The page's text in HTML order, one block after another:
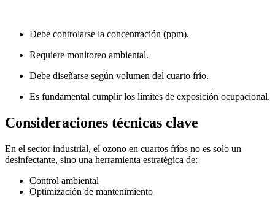
Debe controlarse la concentración (ppm).
Requiere monitoreo ambiental.
Debe diseñarse según volumen del cuarto frío.
Es fundamental cumplir los límites de exposición ocupacional.
Consideraciones técnicas clave
En el sector industrial, el ozono en cuartos fríos no es solo un
desinfectante, sino una herramienta estratégica de:
Control ambiental
Optimización de mantenimiento